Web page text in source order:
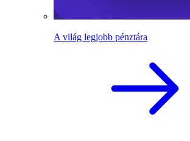
A világ legjobb pénztára